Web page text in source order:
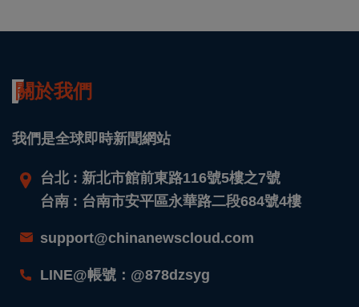
關於我們
我們是全球即時新聞網站
台北 : 新北市館前東路116號5樓之7號
台南 : 台南市安平區永華路二段684號4樓
support@chinanewscloud.com
LINE@帳號：@878dzsyg